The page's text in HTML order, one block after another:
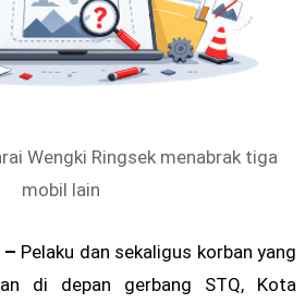
Wengki Ringsek menabrak tiga
mobil lain
– Pelaku dan sekaligus korban yang
di depan gerbang STQ, Kota